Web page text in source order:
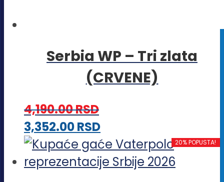
Serbia WP – Tri zlata
(CRVENE)
4,190.00RSD
3,352.00RSDOvaj
proizvod
ima
20% POPUSTA!